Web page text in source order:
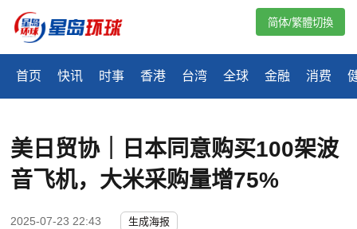
首页 快讯 时事 香港 台湾 全球 金融 消费
简体/繁體切換
美日贸协｜日本同意购买100架波
音飞机，大米采购量增75%
2025-07-23 22:43 生成海报